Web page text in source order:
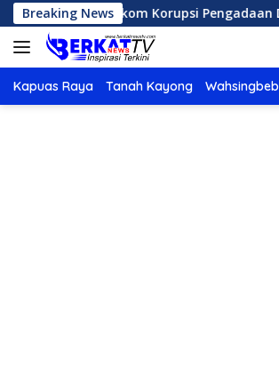
Langsung
ke
konten
Breaking News
Telkom Korupsi Pengadaan Digitalisasi
Kapuas Raya Tanah Kayong